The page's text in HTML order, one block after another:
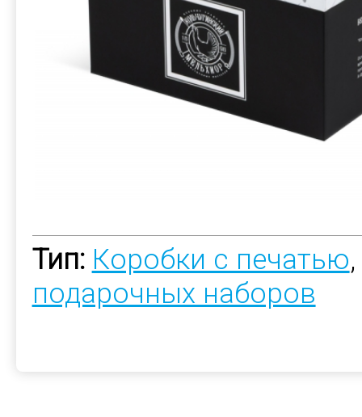
Тип: Коробки с печатью,
подарочных наборов